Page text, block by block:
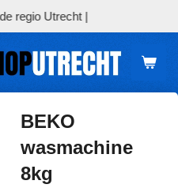
regio Utrecht |
BEKO
wasmachine
8kg